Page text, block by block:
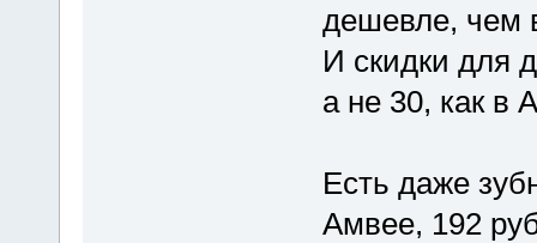
дешевле, чем
И скидки для
а не 30, как в
Есть даже
Амвее, 192